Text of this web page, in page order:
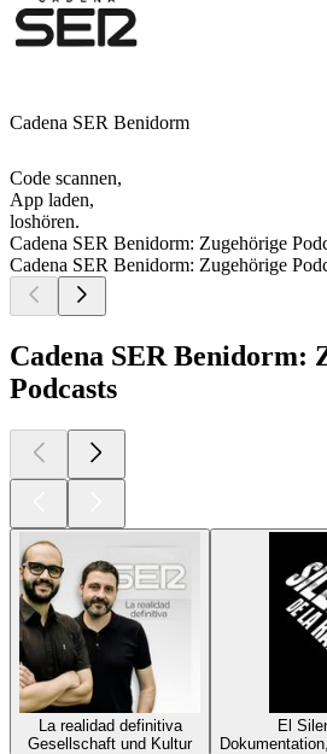
Cadena SER Benidorm
Code scannen,
App laden,
loshören.
Cadena SER Benidorm: Zugehörige
Cadena SER Benidorm: Zugehörige
Cadena SER Benidorm:
Podcasts
La realidad definitiva
Gesellschaft und Kultur
El